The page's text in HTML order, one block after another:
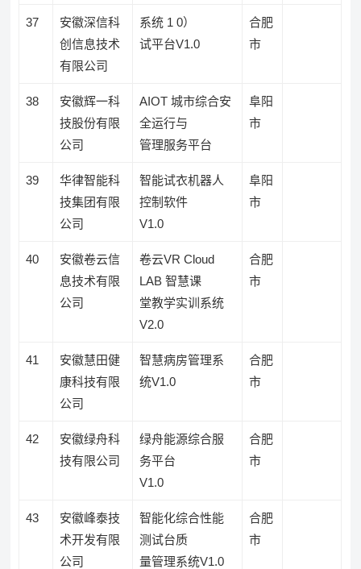
37
安徽深信科
创信息技术
有限公司
系统 1 0）
试平台V1.0
合肥
市
38
安徽辉一科
技股份有限
公司
AIOT 城市综合安
全运行与
管理服务平台
阜阳
市
39
华律智能科
技集团有限
公司
智能试衣机器人
控制软件
V1.0
阜阳
市
40
安徽卷云信
息技术有限
公司
卷云VR Cloud
LAB 智慧课
堂教学实训系统
V2.0
合肥
市
41
安徽慧田健
康科技有限
公司
智慧病房管理系
统V1.0
合肥
市
42
安徽绿舟科
技有限公司
绿舟能源综合服
务平台
V1.0
合肥
市
43
安徽峰泰技
术开发有限
公司
智能化综合性能
测试台质
量管理系统V1.0
合肥
市